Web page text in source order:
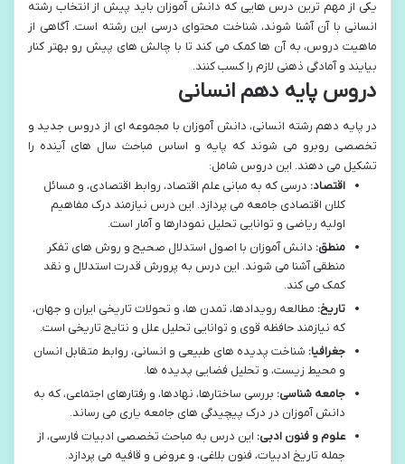
یکی از مهم ترین درس هایی که دانش آموزان باید پیش از انتخاب رشته
انسانی با آن آشنا شوند، شناخت محتوای درسی این رشته است. آگاهی از
ماهیت دروس، به آن ها کمک می کند تا با چالش های پیش رو بهتر کنار
بیایند و آمادگی ذهنی لازم را کسب کنند.
دروس پایه دهم انسانی
در پایه دهم رشته انسانی، دانش آموزان با مجموعه ای از دروس جدید و
تخصصی روبرو می شوند که پایه و اساس مباحث سال های آینده را
تشکیل می دهند. این دروس شامل:
اقتصاد: درسی که به مبانی علم اقتصاد، روابط اقتصادی، و مسائل
کلان اقتصادی جامعه می پردازد. این درس نیازمند درک مفاهیم
اولیه ریاضی و توانایی تحلیل نمودارها و آمار است.
منطق: دانش آموزان با اصول استدلال صحیح و روش های تفکر
منطقی آشنا می شوند. این درس به پرورش قدرت استدلال و نقد
کمک می کند.
تاریخ: مطالعه رویدادها، تمدن ها، و تحولات تاریخی ایران و جهان،
که نیازمند حافظه قوی و توانایی تحلیل علل و نتایج تاریخی است.
جغرافیا: شناخت پدیده های طبیعی و انسانی، روابط متقابل انسان
و محیط زیست، و تحلیل فضایی پدیده ها.
جامعه شناسی: بررسی ساختارها، نهادها، و رفتارهای اجتماعی، که به
دانش آموزان در درک پیچیدگی های جامعه یاری می رساند.
علوم و فنون ادبی: این درس به مباحث تخصصی ادبیات فارسی، از
جمله تاریخ ادبیات، فنون بلاغی، و عروض و قافیه می پردازد.